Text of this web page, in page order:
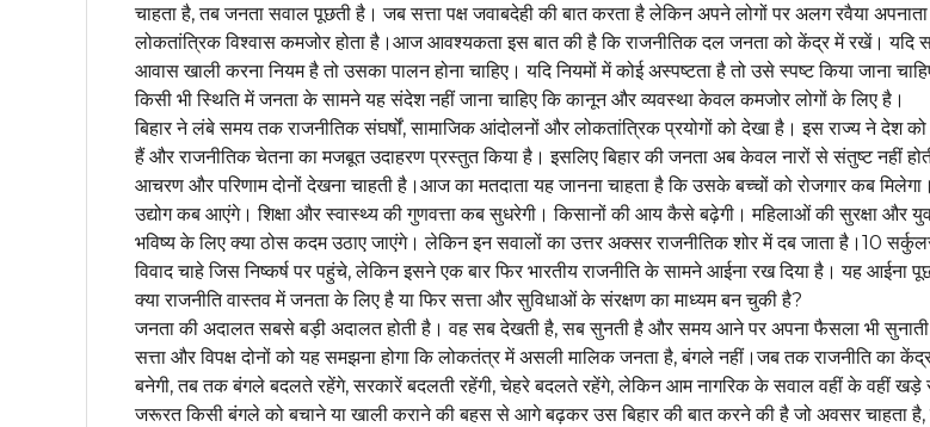
चाहता है, तब जनता सवाल पूछती है। जब सत्ता पक्ष जवाबदेही की बात करता है लेकिन अपने लोगों पर अलग रवैया
लोकतांत्रिक विश्वास कमजोर होता है।आज आवश्यकता इस बात की है कि राजनीतिक दल जनता को केंद्र में रखें। यदि
आवास खाली करना नियम है तो उसका पालन होना चाहिए। यदि नियमों में कोई अस्पष्टता है तो उसे स्पष्ट किया जाना
किसी भी स्थिति में जनता के सामने यह संदेश नहीं जाना चाहिए कि कानून और व्यवस्था केवल कमजोर लोगों के लिए है।
बिहार ने लंबे समय तक राजनीतिक संघर्षों, सामाजिक आंदोलनों और लोकतांत्रिक प्रयोगों को देखा है। इस राज्य ने देश को
हैं और राजनीतिक चेतना का मजबूत उदाहरण प्रस्तुत किया है। इसलिए बिहार की जनता अब केवल नारों से संतुष्ट नहीं
आचरण और परिणाम दोनों देखना चाहती है।आज का मतदाता यह जानना चाहता है कि उसके बच्चों को रोजगार कब
उद्योग कब आएंगे। शिक्षा और स्वास्थ्य की गुणवत्ता कब सुधरेगी। किसानों की आय कैसे बढ़ेगी। महिलाओं की सुरक्षा और
भविष्य के लिए क्या ठोस कदम उठाए जाएंगे। लेकिन इन सवालों का उत्तर अक्सर राजनीतिक शोर में दब जाता है।10
विवाद चाहे जिस निष्कर्ष पर पहुंचे, लेकिन इसने एक बार फिर भारतीय राजनीति के सामने आईना रख दिया है। यह आईना
क्या राजनीति वास्तव में जनता के लिए है या फिर सत्ता और सुविधाओं के संरक्षण का माध्यम बन चुकी है?
जनता की अदालत सबसे बड़ी अदालत होती है। वह सब देखती है, सब सुनती है और समय आने पर अपना फैसला भी
सत्ता और विपक्ष दोनों को यह समझना होगा कि लोकतंत्र में असली मालिक जनता है, बंगले नहीं।जब तक राजनीति का
बनेगी, तब तक बंगले बदलते रहेंगे, सरकारें बदलती रहेंगी, चेहरे बदलते रहेंगे, लेकिन आम नागरिक के सवाल वहीं के वहीं
जरूरत किसी बंगले को बचाने या खाली कराने की बहस से आगे बढ़कर उस बिहार की बात करने की है जो अवसर चाहता है,